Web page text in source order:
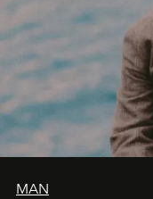
MAN